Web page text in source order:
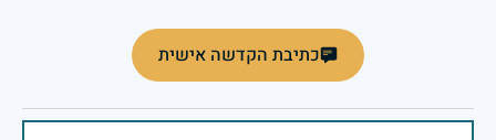
כתיבת הקדשה אישית